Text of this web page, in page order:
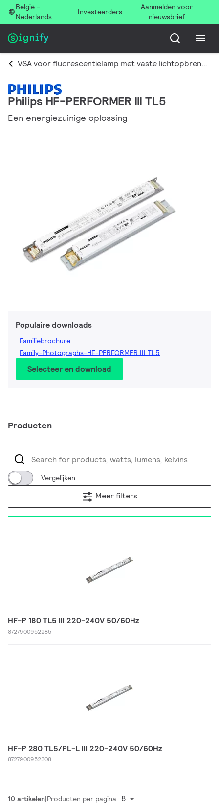
België -
Nederlands
Investeerders
Aanmelden voor
nieuwsbrief
VSA voor fluorescentielamp met vaste lichtopbrengst
Philips HF-PERFORMER III TL5
Een energiezuinige oplossing
Populaire downloads
Familiebrochure
Family-Photographs-HF-PERFORMER III TL5
Selecteer en download
Producten
Vergelijken
Meer filters
HF-P 180 TL5 III 220-240V 50/60Hz
8727900952285
HF-P 280 TL5/PL-L III 220-240V 50/60Hz
8727900952308
10 artikelen Producten per pagina 8